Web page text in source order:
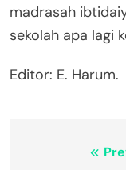
madrasah
sekolah apa lagi
Editor: E. Harum.
Navigasi